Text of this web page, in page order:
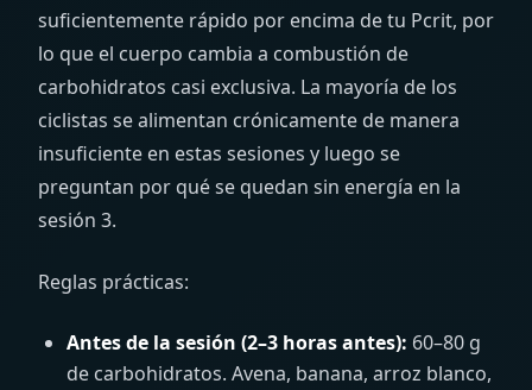
suficientemente rápido por encima de tu Pcrit, por
lo que el cuerpo cambia a combustión de
carbohidratos casi exclusiva. La mayoría de los
ciclistas se alimentan crónicamente de manera
insuficiente en estas sesiones y luego se
preguntan por qué se quedan sin energía en la
sesión 3.
Reglas prácticas:
Antes de la sesión (2–3 horas antes): 60–80 g
de carbohidratos. Avena, banana, arroz blanco,